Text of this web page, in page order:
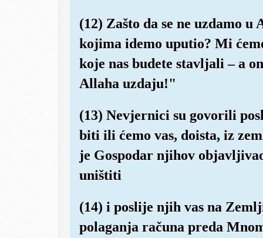
(12) Zašto da se ne uzdamo
kojima idemo uputio? Mi
koje nas budete stavljali – a
Allaha uzdaju!"
(13) Nevjernici su govorili
biti ili ćemo vas, doista, iz
je Gospodar njihov
uništiti
(14) i poslije njih vas na
polaganja računa preda